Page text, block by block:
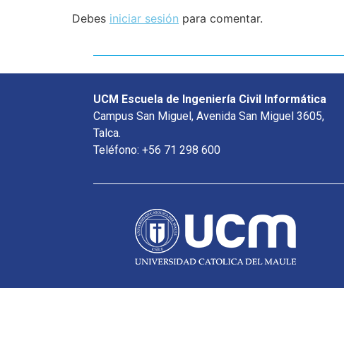
Debes iniciar sesión para comentar.
UCM Escuela de Ingeniería Civil Informática
Campus San Miguel, Avenida San Miguel 3605,
Talca.
Teléfono: +56 71 298 600